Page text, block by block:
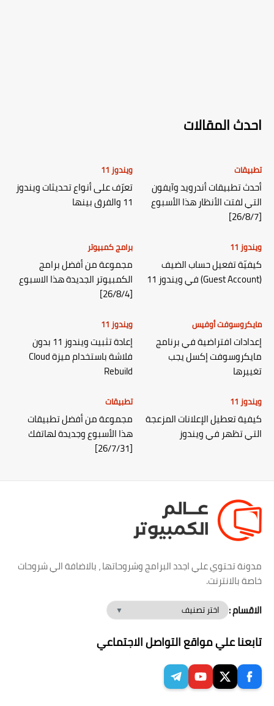
احدث المقالات
تطبيقات
أحدث تطبيقات أندرويد وآيفون
التي لفتت الأنظار هذا الأسبوع
[26/8/7]
ويندوز 11
تعرّف على أنواع تحديثات ويندوز
11 والفرق بينها
ويندوز 11
كيفيّة تفعيل حساب الضيف
(Guest Account) في ويندوز 11
برامج كمبيوتر
مجموعة من أفضل برامج
الكمبيوتر الجديدة هذا الاسبوع
[26/8/4]
مايكروسوفت أوفيس
إعدادات افتراضية في برنامج
مايكروسوفت إكسل يجب
تغييرها
ويندوز 11
إعادة تثبيت ويندوز 11 بدون
فلاشة باستخدام ميزة Cloud
Rebuild
ويندوز 11
كيفية تعطيل الإعلانات المزعجة
التي تظهر في ويندوز
تطبيقات
مجموعة من أفضل تطبيقات
هذا الأسبوع وجديدة لهاتفك
[26/7/31]
مدونة تحتوي علي اجدد البرامج وشروحاتها ، بالاضافة الي شروحات
خاصة بالانترنت.
الاقسام :
تابعنا علي مواقع التواصل الاجتماعي